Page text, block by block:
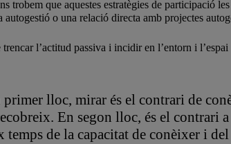
que aquestes estratègies de participació
o una relació directa amb projectes
l’actitud passiva i incidir en l’entorn i
primer lloc, mirar és el contrari de
En segon lloc, és el contrari
temps de la capacitat de conèixer i